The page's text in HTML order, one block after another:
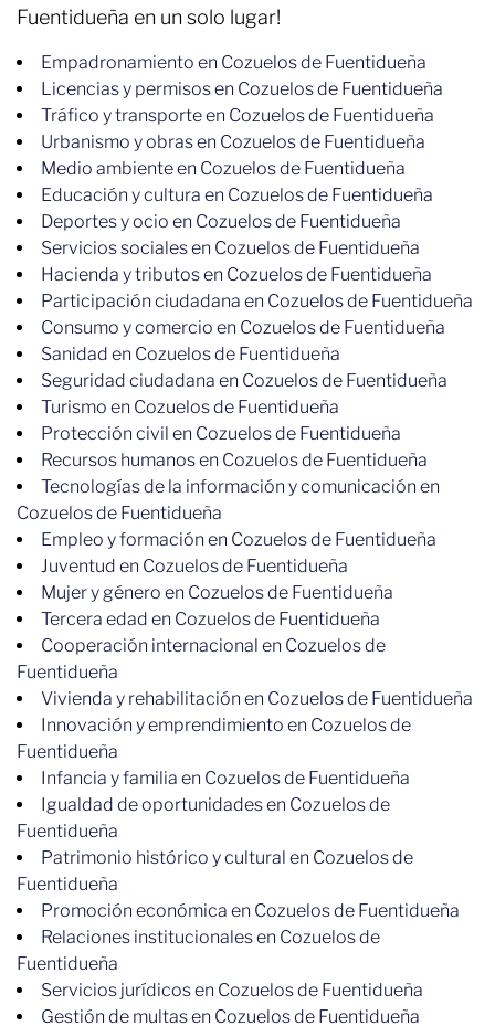
Fuentidueña en un solo lugar!
Empadronamiento en Cozuelos de Fuentidueña
Licencias y permisos en Cozuelos de Fuentidueña
Tráfico y transporte en Cozuelos de Fuentidueña
Urbanismo y obras en Cozuelos de Fuentidueña
Medio ambiente en Cozuelos de Fuentidueña
Educación y cultura en Cozuelos de Fuentidueña
Deportes y ocio en Cozuelos de Fuentidueña
Servicios sociales en Cozuelos de Fuentidueña
Hacienda y tributos en Cozuelos de Fuentidueña
Participación ciudadana en Cozuelos de Fuentidueña
Consumo y comercio en Cozuelos de Fuentidueña
Sanidad en Cozuelos de Fuentidueña
Seguridad ciudadana en Cozuelos de Fuentidueña
Turismo en Cozuelos de Fuentidueña
Protección civil en Cozuelos de Fuentidueña
Recursos humanos en Cozuelos de Fuentidueña
Tecnologías de la información y comunicación en
Cozuelos de Fuentidueña
Empleo y formación en Cozuelos de Fuentidueña
Juventud en Cozuelos de Fuentidueña
Mujer y género en Cozuelos de Fuentidueña
Tercera edad en Cozuelos de Fuentidueña
Cooperación internacional en Cozuelos de
Fuentidueña
Vivienda y rehabilitación en Cozuelos de Fuentidueña
Innovación y emprendimiento en Cozuelos de
Fuentidueña
Infancia y familia en Cozuelos de Fuentidueña
Igualdad de oportunidades en Cozuelos de
Fuentidueña
Patrimonio histórico y cultural en Cozuelos de
Fuentidueña
Promoción económica en Cozuelos de Fuentidueña
Relaciones institucionales en Cozuelos de
Fuentidueña
Servicios jurídicos en Cozuelos de Fuentidueña
Gestión de multas en Cozuelos de Fuentidueña